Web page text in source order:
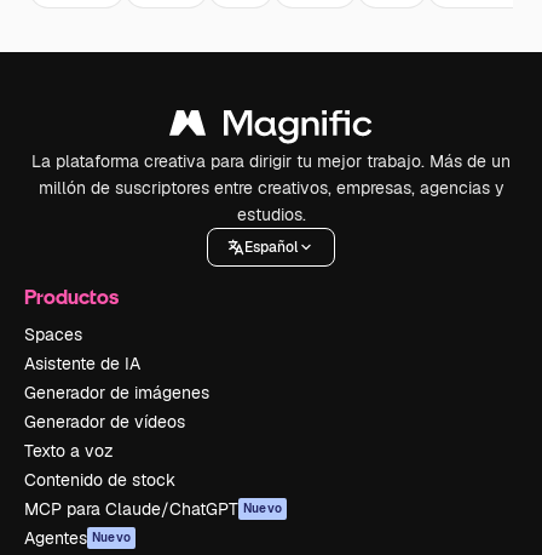
La plataforma creativa para dirigir tu mejor trabajo. Más de un
millón de suscriptores entre creativos, empresas, agencias y
estudios.
Español
Productos
Spaces
Asistente de IA
Generador de imágenes
Generador de vídeos
Texto a voz
Contenido de stock
MCP para Claude/ChatGPT Nuevo
Agentes Nuevo